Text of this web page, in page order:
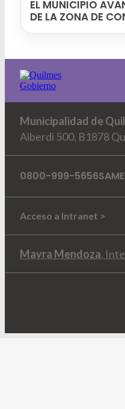
EL MUNICIPIO
DE LA ZONA DE
Municipalidad de
Alberdi 500, B1878
0800-999-5656
Acceso a Intranet >
Mayra Mendoza,